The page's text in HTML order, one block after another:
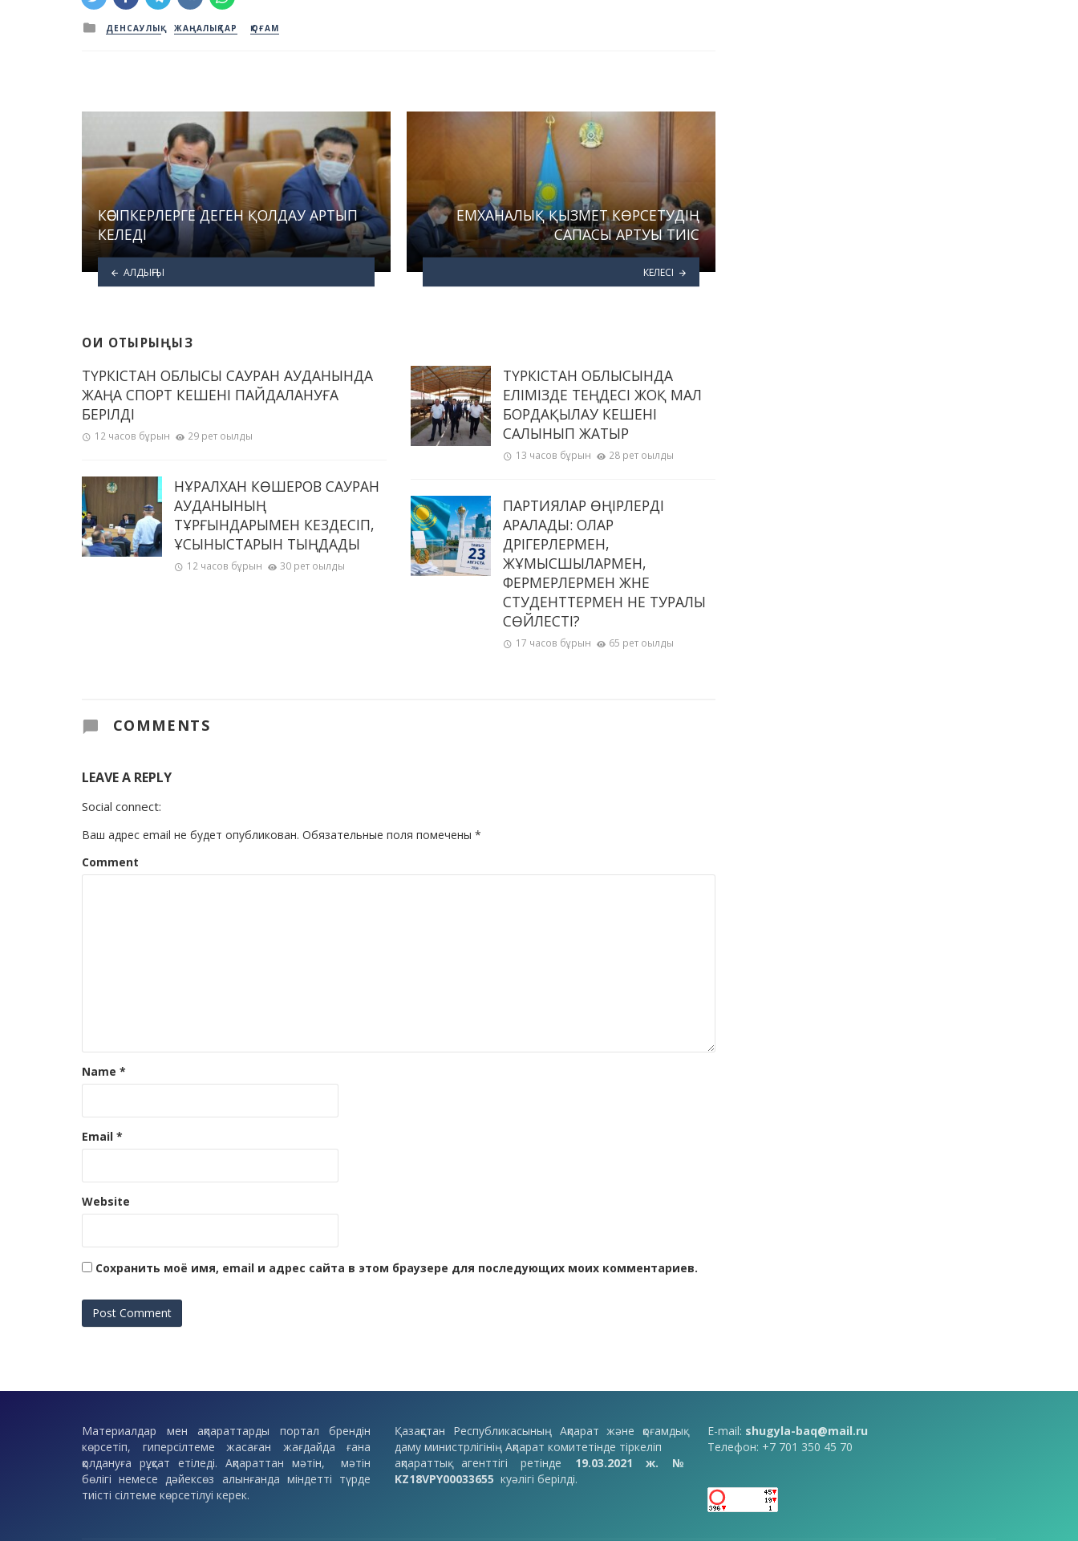
Posted
in
ДЕНСАУЛЫҚ ЖАҢАЛЫҚТАР ҚОҒАМ
КӘСІПКЕРЛЕРГЕ ДЕГЕН ҚОЛДАУ АРТЫП
КЕЛЕДІ
АЛДЫҢҒЫ
ЕМХАНАЛЫҚ ҚЫЗМЕТ КӨРСЕТУДІҢ
САПАСЫ АРТУЫ ТИІС
КЕЛЕСІ
ОҚИ ОТЫРЫҢЫЗ
ТҮРКІСТАН ОБЛЫСЫ САУРАН АУДАНЫНДА
ЖАҢА СПОРТ КЕШЕНІ ПАЙДАЛАНУҒА
БЕРІЛДІ
12 часов бұрын 29 рет оқылды
НҰРАЛХАН КӨШЕРОВ САУРАН
АУДАНЫНЫҢ
ТҰРҒЫНДАРЫМЕН КЕЗДЕСІП,
ҰСЫНЫСТАРЫН ТЫҢДАДЫ
12 часов бұрын 30 рет оқылды
ТҮРКІСТАН ОБЛЫСЫНДА
ЕЛІМІЗДЕ ТЕҢДЕСІ ЖОҚ МАЛ
БОРДАҚЫЛАУ КЕШЕНІ
САЛЫНЫП ЖАТЫР
13 часов бұрын 28 рет оқылды
ПАРТИЯЛАР ӨҢІРЛЕРДІ
АРАЛАДЫ: ОЛАР
ДӘРІГЕРЛЕРМЕН,
ЖҰМЫСШЫЛАРМЕН,
ФЕРМЕРЛЕРМЕН ЖӘНЕ
СТУДЕНТТЕРМЕН НЕ ТУРАЛЫ
СӨЙЛЕСТІ?
17 часов бұрын 65 рет оқылды
COMMENTS
LEAVE A REPLY
Social connect:
Ваш адрес email не будет опубликован. Обязательные поля помечены *
Comment
Name *
Email *
Website
Сохранить моё имя, email и адрес сайта в этом браузере для последующих моих комментариев.
Материалдар мен ақпараттарды портал брендін
көрсетіп, гиперсілтеме жасаған жағдайда ғана
қолдануға рұқсат етіледі. Ақпараттан мәтін, мәтін
бөлігі немесе дәйексөз алынғанда міндетті түрде
тиісті сілтеме көрсетілуі керек.
Қазақстан Республикасының Ақпарат және қоғамдық
даму министрлігінің Ақпарат комитетінде тіркеліп
ақпараттық агенттігі ретінде 19.03.2021 ж. №
KZ18VPY00033655 куәлігі берілді.
E-mail: shugyla-baq@mail.ru
Телефон: +7 701 350 45 70